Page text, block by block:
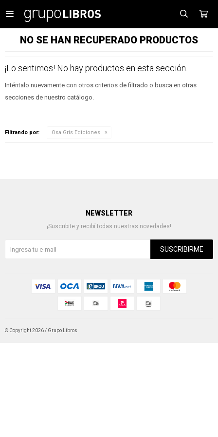

NO SE HAN RECUPERADO PRODUCTOS
¡Lo sentimos! No hay productos en esta sección.
Inténtalo nuevamente con otros criterios de filtrado o busca en otras
secciones de nuestro catálogo.
Filtrando por: Osa Gris Ediciones
NEWSLETTER
¡Suscribite y recibí todas nuestras novedades!
SUSCRIBIRME
© Copyright 2026 / Grupo Libros